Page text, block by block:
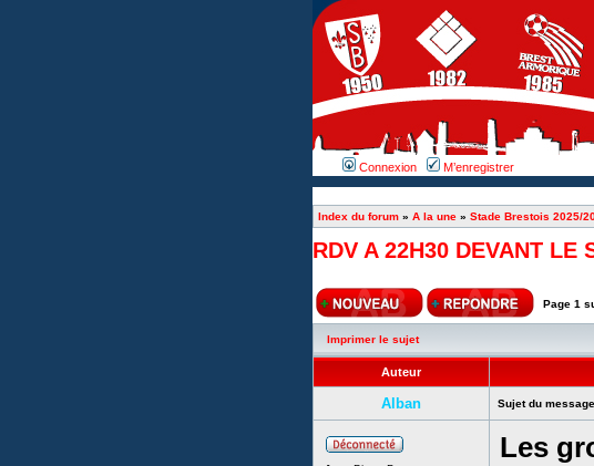
Connexion M’enregistrer
Index du forum » A la une » Stade Brestois 2025/
RDV A 22H30 DEVANT LE
Page 1
Imprimer le sujet
Auteur
Alban Sujet du
Les